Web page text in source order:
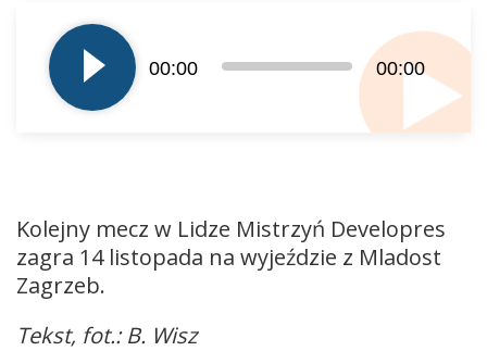
plików
dźwiękowych
00:00 00:00
Kolejny mecz w Lidze Mistrzyń Developres
zagra 14 listopada na wyjeździe z Mladost
Zagrzeb.
Tekst, fot.: B. Wisz